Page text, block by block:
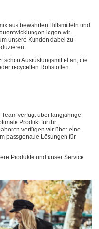
aus bewährten Hilfsmitteln und
legen wir
unsere Kunden dabei zu
schon Ausrüstungsmittel an, die
recycelten Rohstoffen
verfügt über langjährige
Produkt für ihr
verfügen wir über eine
passgenaue Lösungen für
Produkte und unser Service